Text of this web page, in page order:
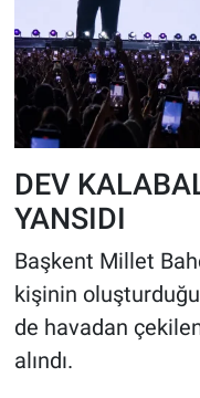
DEV
YANSIDI
Başkent Millet
kişinin
de havadan
alındı.